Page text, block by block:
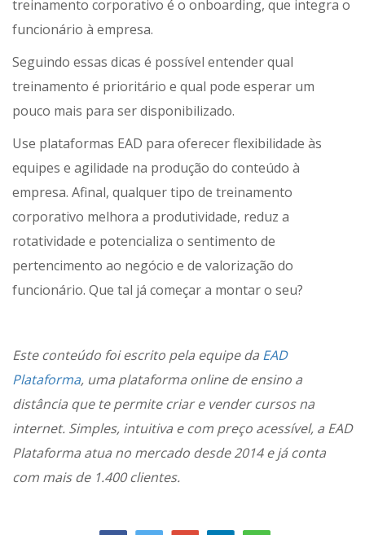
treinamento corporativo é o onboarding, que integra o
funcionário à empresa.
Seguindo essas dicas é possível entender qual
treinamento é prioritário e qual pode esperar um
pouco mais para ser disponibilizado.
Use plataformas EAD para oferecer flexibilidade às
equipes e agilidade na produção do conteúdo à
empresa. Afinal, qualquer tipo de treinamento
corporativo melhora a produtividade, reduz a
rotatividade e potencializa o sentimento de
pertencimento ao negócio e de valorização do
funcionário. Que tal já começar a montar o seu?
Este conteúdo foi escrito pela equipe da EAD
Plataforma, uma plataforma online de ensino a
distância que te permite criar e vender cursos na
internet. Simples, intuitiva e com preço acessível, a EAD
Plataforma atua no mercado desde 2014 e já conta
com mais de 1.400 clientes.